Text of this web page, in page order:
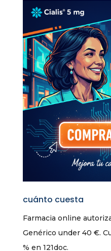
cuánto cuesta
Farmacia online
Genérico under 40 €.
% en 121doc.